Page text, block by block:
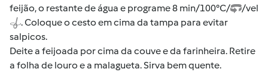
feijão, o restante de água e programe 8 min/100°C/
/vel
. Coloque o cesto em cima da tampa para evitar
salpicos.
Deite a feijoada por cima da couve e da farinheira. Retire
a folha de louro e a malagueta. Sirva bem quente.